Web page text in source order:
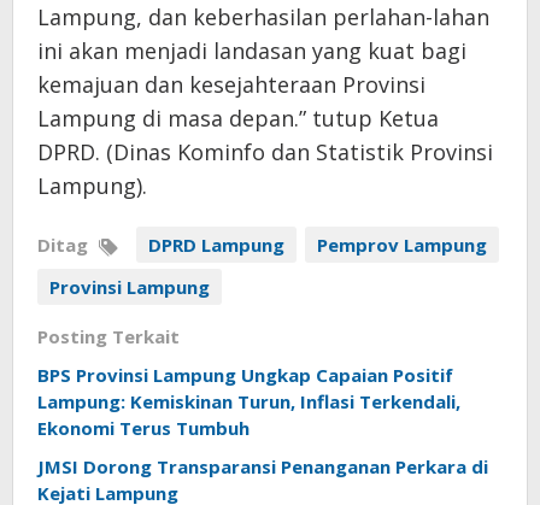
Lampung, dan keberhasilan perlahan-lahan
ini akan menjadi landasan yang kuat bagi
kemajuan dan kesejahteraan Provinsi
Lampung di masa depan.” tutup Ketua
DPRD. (Dinas Kominfo dan Statistik Provinsi
Lampung).
Ditag DPRD Lampung
Pemprov Lampung
Provinsi Lampung
Posting Terkait
BPS Provinsi Lampung Ungkap Capaian Positif
Lampung: Kemiskinan Turun, Inflasi Terkendali,
Ekonomi Terus Tumbuh
JMSI Dorong Transparansi Penanganan Perkara di
Kejati Lampung